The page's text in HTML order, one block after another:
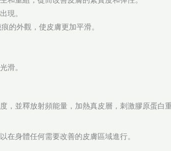
現。
的外觀，使皮膚更加平滑。
滑。
並釋放射頻能量，加熱真皮層，刺激膠原蛋白
在身體任何需要改善的皮膚區域進行。